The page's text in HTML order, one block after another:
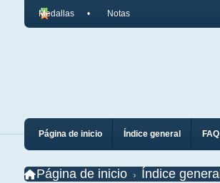
Medallas Notas
Página de inicio Índice general FAQ
Página de inicio Índice general